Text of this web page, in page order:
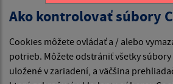
Ako kontrolovať súbory
Cookies môžete ovládať a / alebo
potrieb. Môžete odstrániť všetky
uložené v zariadení, a väčšina